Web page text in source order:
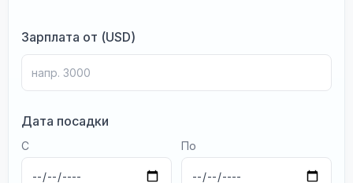
Зарплата от (USD)
Дата посадки
С По